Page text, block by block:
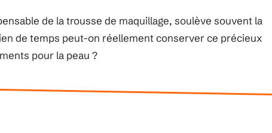
de la trousse de maquillage, soulève souvent la
de temps peut-on réellement conserver ce précieux
pour la peau ?